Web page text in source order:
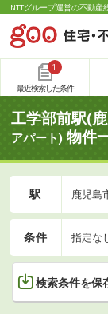
NTTグループ運営の不動産
1
最近検索した条件
工学部前駅(
アパート) 物件
駅 鹿児島
条件 指定な
検索条件を保